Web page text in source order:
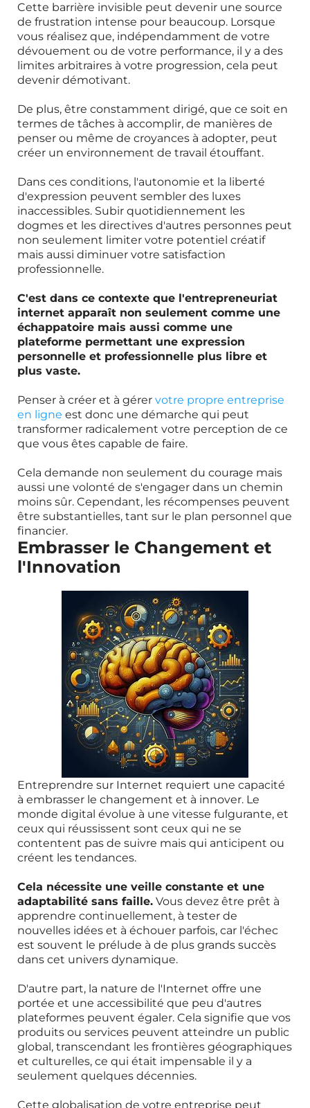
Cette barrière invisible peut devenir une source
de frustration intense pour beaucoup. Lorsque
vous réalisez que, indépendamment de votre
dévouement ou de votre performance, il y a des
limites arbitraires à votre progression, cela peut
devenir démotivant.
De plus, être constamment dirigé, que ce soit en
termes de tâches à accomplir, de manières de
penser ou même de croyances à adopter, peut
créer un environnement de travail étouffant.
Dans ces conditions, l'autonomie et la liberté
d'expression peuvent sembler des luxes
inaccessibles. Subir quotidiennement les
dogmes et les directives d'autres personnes peut
non seulement limiter votre potentiel créatif
mais aussi diminuer votre satisfaction
professionnelle.
C'est dans ce contexte que l'entrepreneuriat
internet apparaît non seulement comme une
échappatoire mais aussi comme une
plateforme permettant une expression
personnelle et professionnelle plus libre et
plus vaste.
Penser à créer et à gérer votre propre entreprise
en ligne est donc une démarche qui peut
transformer radicalement votre perception de ce
que vous êtes capable de faire.
Cela demande non seulement du courage mais
aussi une volonté de s'engager dans un chemin
moins sûr. Cependant, les récompenses peuvent
être substantielles, tant sur le plan personnel que
financier.
Embrasser le Changement et
l'Innovation
Entreprendre sur Internet requiert une capacité
à embrasser le changement et à innover. Le
monde digital évolue à une vitesse fulgurante, et
ceux qui réussissent sont ceux qui ne se
contentent pas de suivre mais qui anticipent ou
créent les tendances.
Cela nécessite une veille constante et une
adaptabilité sans faille. Vous devez être prêt à
apprendre continuellement, à tester de
nouvelles idées et à échouer parfois, car l'échec
est souvent le prélude à de plus grands succès
dans cet univers dynamique.
D'autre part, la nature de l'Internet offre une
portée et une accessibilité que peu d'autres
plateformes peuvent égaler. Cela signifie que vos
produits ou services peuvent atteindre un public
global, transcendant les frontières géographiques
et culturelles, ce qui était impensable il y a
seulement quelques décennies.
Cette globalisation de votre entreprise peut